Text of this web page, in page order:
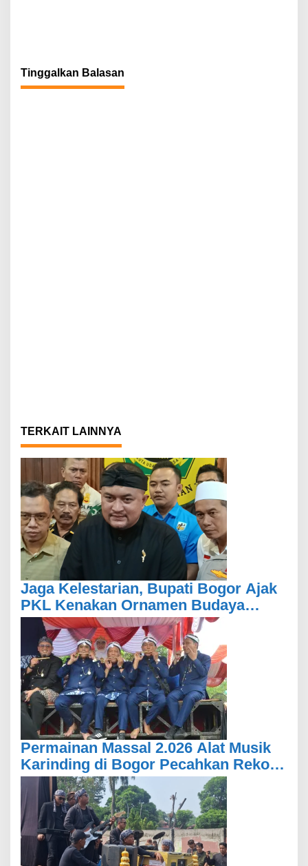
Tinggalkan Balasan
TERKAIT LAINNYA
Jaga Kelestarian, Bupati Bogor Ajak
PKL Kenakan Ornamen Budaya
Sunda Saat Berjualan
Permainan Massal 2.026 Alat Musik
Karinding di Bogor Pecahkan Rekor
MURI